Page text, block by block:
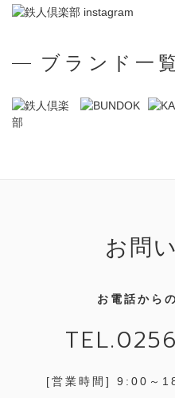
ブランド一
お問
お電話から
[営業時間] 9:00～